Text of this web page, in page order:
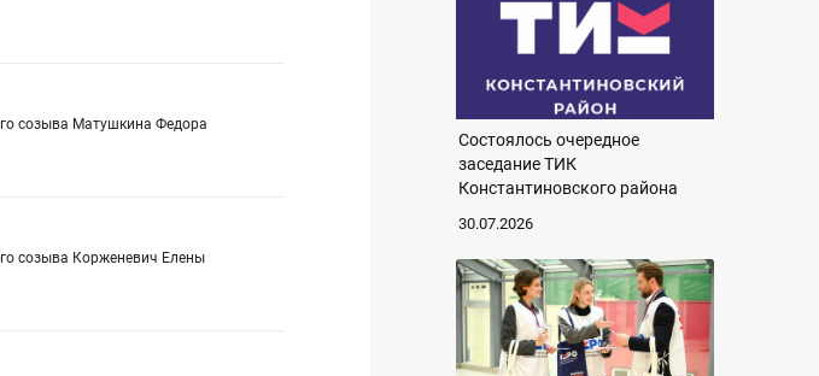
созыва Матушкина Федора
созыва Корженевич Елены
Состоялось очередное
заседание ТИК
Константиновского района
30.07.2026